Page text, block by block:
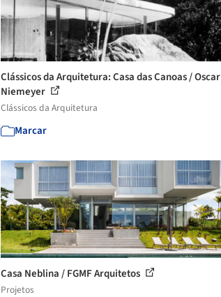
Clássicos da Arquitetura: Casa das Canoas / Oscar
Niemeyer
Clássicos da Arquitetura
Marcar
Casa Neblina / FGMF Arquitetos
Projetos